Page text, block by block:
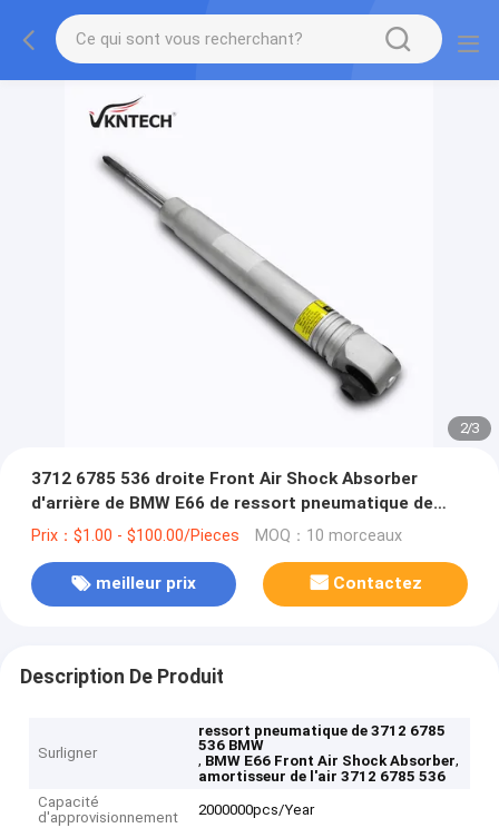
2/3
3712 6785 536 droite Front Air Shock Absorber
d'arrière de BMW E66 de ressort pneumatique de
BMW
Prix：$1.00 - $100.00/Pieces MOQ：10 morceaux
meilleur prix Contactez
Description De Produit
Surligner
ressort pneumatique de 3712 6785
536 BMW
, BMW E66 Front Air Shock Absorber,
amortisseur de l'air 3712 6785 536
Capacité
d'approvisionnement
2000000pcs/Year